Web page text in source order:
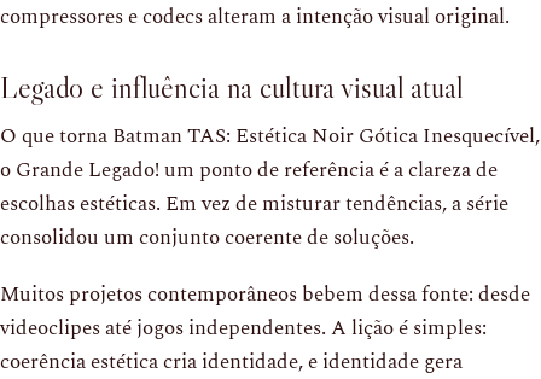
compressores e codecs alteram a intenção visual original.
Legado e influência na cultura visual atual
O que torna Batman TAS: Estética Noir Gótica Inesquecível,
o Grande Legado! um ponto de referência é a clareza de
escolhas estéticas. Em vez de misturar tendências, a série
consolidou um conjunto coerente de soluções.
Muitos projetos contemporâneos bebem dessa fonte: desde
videoclipes até jogos independentes. A lição é simples:
coerência estética cria identidade, e identidade gera